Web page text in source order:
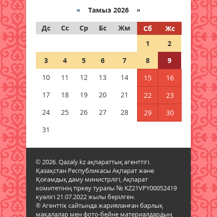
Жексенбіде еліміздің барлық
ескерту жарияланды
Синоптиктер дабыл қақты:
жетеді
09 тамыз 2026 ж.
Құрметті зейнет демалысына
шығарып салды
«Таза Қазақстан» жалпыұлттық
экологиялық акциясы аясында
сенбілік өтті
09 тамыз 2026 ж. 43
« Тамыз 2026 »
Дс
Сс Ср Бс Жм Сб
Жс
1
2
3
4 5 6 7 8
9
10
11 12 13 14 15
16
17
18 19 20 21 22
23
24
25 26 27 28 29
30
31
© 2026. Qazaly.kz ақпараттық агенттігі.
Қазақстан Республикасы Ақпарат және
Қоғамдық даму министрлігі, Ақпарат
комитетінің тіркеу туралы № KZ21VPY00052419
куәлігі 21.07.2022 жылы берілген.
® Агенттік сайтында жарияланған барлық
мақалалар мен фото-бейне материалдардың